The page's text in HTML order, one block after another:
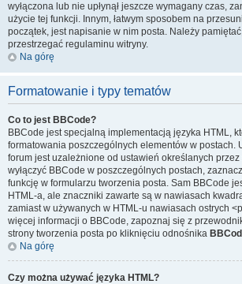
wyłączona lub nie upłynął jeszcze wymagany czas,
użycie tej funkcji. Innym, łatwym sposobem na
początek, jest napisanie w nim posta. Należy
przestrzegać regulaminu witryny.
Na górę
Formatowanie i typy tematów
Co to jest BBCode?
BBCode jest specjalną implementacją języka HTML,
formatowania poszczególnych elementów w postach.
forum jest uzależnione od ustawień określanych
wyłączyć BBCode w poszczególnych postach,
funkcję w formularzu tworzenia posta. Sam BBCode
HTML-a, ale znaczniki zawarte są w nawiasach
zamiast w używanych w HTML-u nawiasach ostrych
więcej informacji o BBCode, zapoznaj się z
strony tworzenia posta po kliknięciu odnośnika
Na górę
Czy można używać języka HTML?